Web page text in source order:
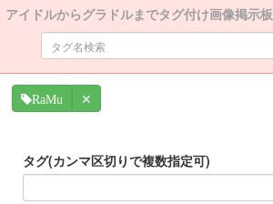
アイドルからグラドルまでタグ付け画像掲示板
RaMu ✕
タグ(カンマ区切りで複数指定可)